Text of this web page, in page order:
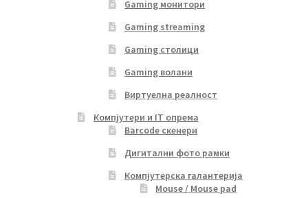
Gaming монитори
Gaming streaming
Gaming столици
Gaming волани
Виртуелна реалност
Компјутери и IT опрема
Barcode скенери
Дигитални фото рамки
Компјутерска галантерија
Mouse / Mouse pad